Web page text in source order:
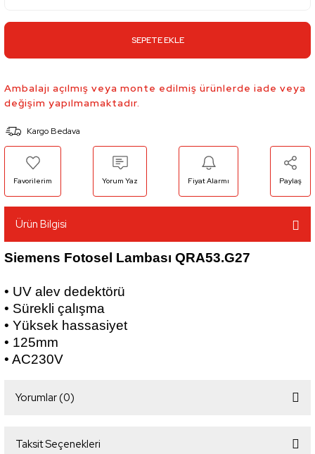
SEPETE EKLE
Ambalajı açılmış veya monte edilmiş ürünlerde iade veya
değişim yapılmamaktadır.
Kargo Bedava
Yorum Yaz Fiyat Alarmı Paylaş
Ürün Bilgisi
Siemens Fotosel Lambası QRA53.G27
• UV alev dedektörü
• Sürekli çalışma
• Yüksek hassasiyet
• 125mm
• AC230V
Yorumlar (0)
Taksit Seçenekleri